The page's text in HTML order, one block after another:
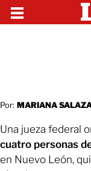
Por: MARIANA
Una jueza federal
cuatro personas
en Nuevo León,